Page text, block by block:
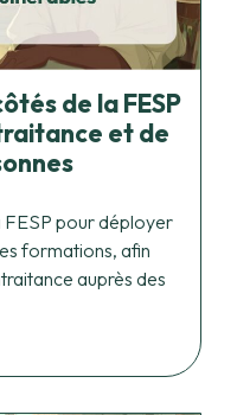
de la FESP
pour déployer
formations, afin
auprès des